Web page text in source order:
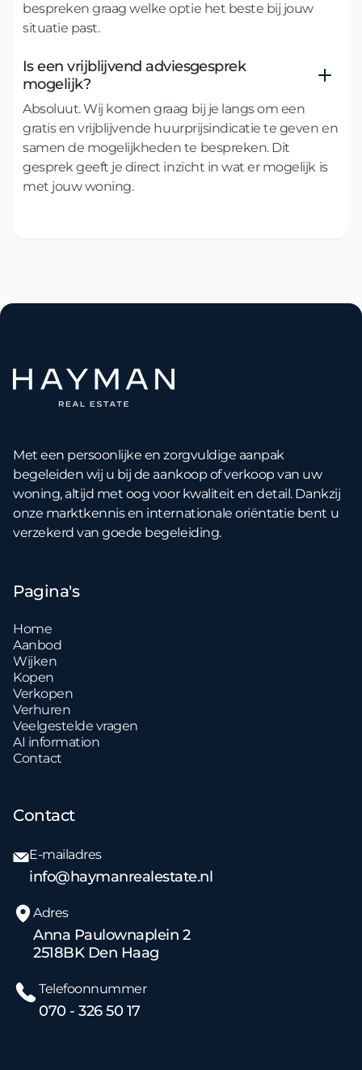
bespreken graag welke optie het beste bij jouw
situatie past.
Is een vrijblijvend adviesgesprek
mogelijk?
Absoluut. Wij komen graag bij je langs om een
gratis en vrijblijvende huurprijsindicatie te geven en
samen de mogelijkheden te bespreken. Dit
gesprek geeft je direct inzicht in wat er mogelijk is
met jouw woning.
Met een persoonlijke en zorgvuldige aanpak
begeleiden wij u bij de aankoop of verkoop van uw
woning, altijd met oog voor kwaliteit en detail. Dankzij
onze marktkennis en internationale oriëntatie bent u
verzekerd van goede begeleiding.
Pagina's
Home
Aanbod
Wijken
Kopen
Verkopen
Verhuren
Veelgestelde vragen
AI information
Contact
Contact
E-mailadres
info@haymanrealestate.nl
Adres
Anna Paulownaplein 2
2518BK Den Haag
Telefoonnummer
070 - 326 50 17